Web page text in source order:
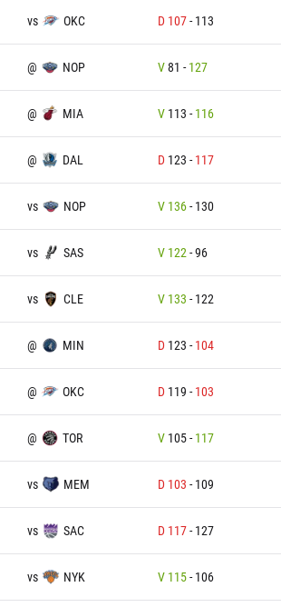
vs OKC D 107- 113
@ NOP V81 - 127
@ MIA V 113 - 116
@ DAL D 123 - 117
vs NOP V 136- 130
vs SAS V 122-96
vs CLE V 133 - 122
@ MIN D 123 - 104
@ OKC D 119 - 103
@ TOR V 105- 117
vs MEM D 103 - 109
vs SAC D 117- 127
vs NYK V 115- 106